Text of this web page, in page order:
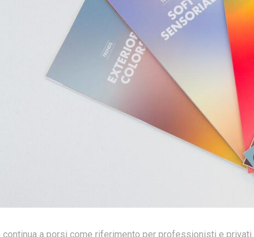
continua a porsi come riferimento per professionisti e